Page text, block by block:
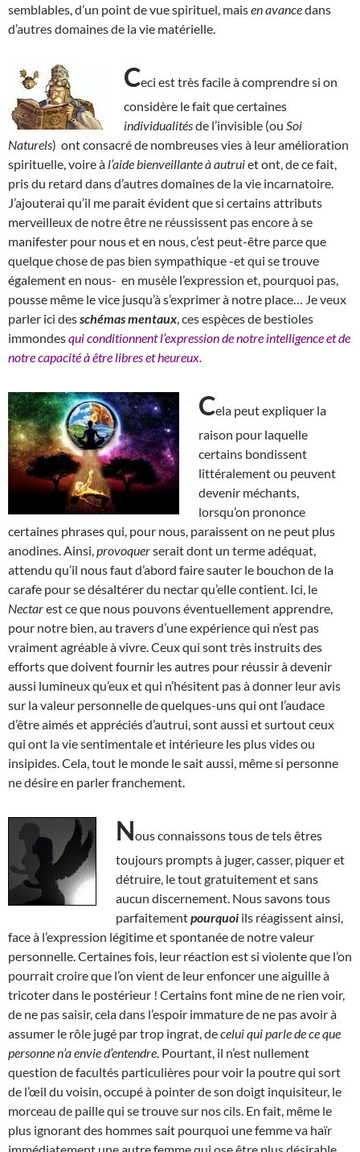
semblables, d’un point de vue spirituel, maisen avancedans
d’autres domaines de la vie matérielle.
Ceci est très facile à comprendre si on
considère le fait que certaines
individualitésde l’invisible (ou Soi
Naturels) ont consacré de nombreuses vies à leur amélioration
spirituelle, voire à l’aide bienveillante à autruiet ont, de ce fait,
pris du retard dans d’autres domaines de la vie incarnatoire.
J’ajouterai qu’il me parait évident que si certains attributs
merveilleux de notre être ne réussissent pas encore à se
manifester pour nous et en nous, c’est peut-être parce que
quelque chose de pas bien sympathique -et qui se trouve
également en nous- en musèle l’expression et, pourquoi pas,
pousse même le vice jusqu’à s’exprimer à notre place… Je veux
parler ici desschémas mentaux , ces espèces de bestioles
immondesqui conditionnent l’expression de notre intelligence et de
notre capacité à être libres et heureux.
Cela peut expliquer la
raison pour laquelle
certains bondissent
littéralement ou peuvent
devenir méchants,
lorsqu’on prononce
certaines phrases qui, pour nous, paraissent on ne peut plus
anodines. Ainsi, provoquerserait dont un terme adéquat,
attendu qu’il nous faut d’abord faire sauter le bouchon de la
carafe pour se désaltérer du nectar qu’elle contient. Ici, le
Nectarest ce que nous pouvons éventuellement apprendre,
pour notre bien, au travers d’une expérience qui n’est pas
vraiment agréable à vivre. Ceux qui sont très instruits des
efforts que doivent fournir les autres pour réussir à devenir
aussi lumineux qu’eux et qui n’hésitent pas à donner leur avis
sur la valeur personnelle de quelques-uns qui ont l’audace
d’être aimés et appréciés d’autrui, sont aussi et surtout ceux
qui ont la vie sentimentale et intérieure les plus vides ou
insipides. Cela, tout le monde le sait aussi, même si personne
ne désire en parler franchement.
Nous connaissons tous de tels êtres
toujours prompts à juger, casser, piquer et
détruire, le tout gratuitement et sans
aucun discernement. Nous savons tous
parfaitementpourquoi ils réagissent ainsi,
face à l’expression légitime et spontanée de notre valeur
personnelle. Certaines fois, leur réaction est si violente que l’on
pourrait croire que l’on vient de leur enfoncer une aiguille à
tricoter dans le postérieur ! Certains font mine de ne rien voir,
de ne pas saisir, cela dans l’espoir immature de ne pas avoir à
assumer le rôle jugé par trop ingrat, decelui qui parle de ce que
personne n’a envie d’entendre . Pourtant, il n’est nullement
question de facultés particulières pour voir la poutre qui sort
de l’œil du voisin, occupé à pointer de son doigt inquisiteur, le
morceau de paille qui se trouve sur nos cils. En fait, même le
plus ignorant des hommes sait pourquoi une femme va haïr
immédiatement une autre femme qui ose être plus désirable